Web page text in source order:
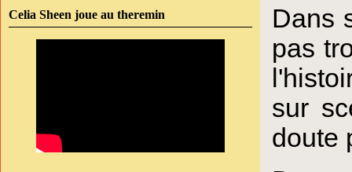
Celia Sheen joue au theremin
Dans
pas
sur
doute